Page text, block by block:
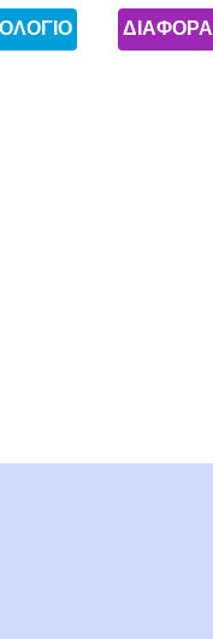
ΔΙΑΦΟΡΑ